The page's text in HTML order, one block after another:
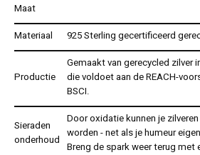
Maat
Materiaal
925 Sterling gecertificeerd
Productie
Gemaakt van gerecycled zilver
die voldoet aan de REACH-
BSCI.
Sieraden
onderhoud
Door oxidatie kunnen je
worden - net als je humeur
Breng de spark weer terug met